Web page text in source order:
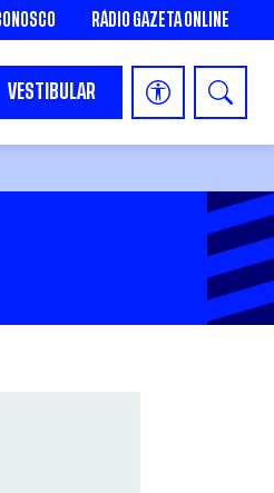
RÁDIO GAZETA ONLINE
VESTIBULAR